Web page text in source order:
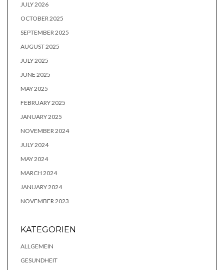
JULY 2026
OCTOBER 2025
SEPTEMBER 2025
AUGUST 2025
JULY 2025
JUNE 2025
MAY 2025
FEBRUARY 2025
JANUARY 2025
NOVEMBER 2024
JULY 2024
MAY 2024
MARCH 2024
JANUARY 2024
NOVEMBER 2023
KATEGORIEN
ALLGEMEIN
GESUNDHEIT